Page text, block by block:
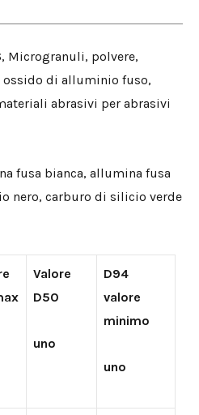
Microgranuli, polvere,
ossido di alluminio fuso,
abrasivi per abrasivi
fusa bianca, allumina fusa
nero, carburo di silicio verde
Valore
D50
uno
D94
valore
minimo
uno